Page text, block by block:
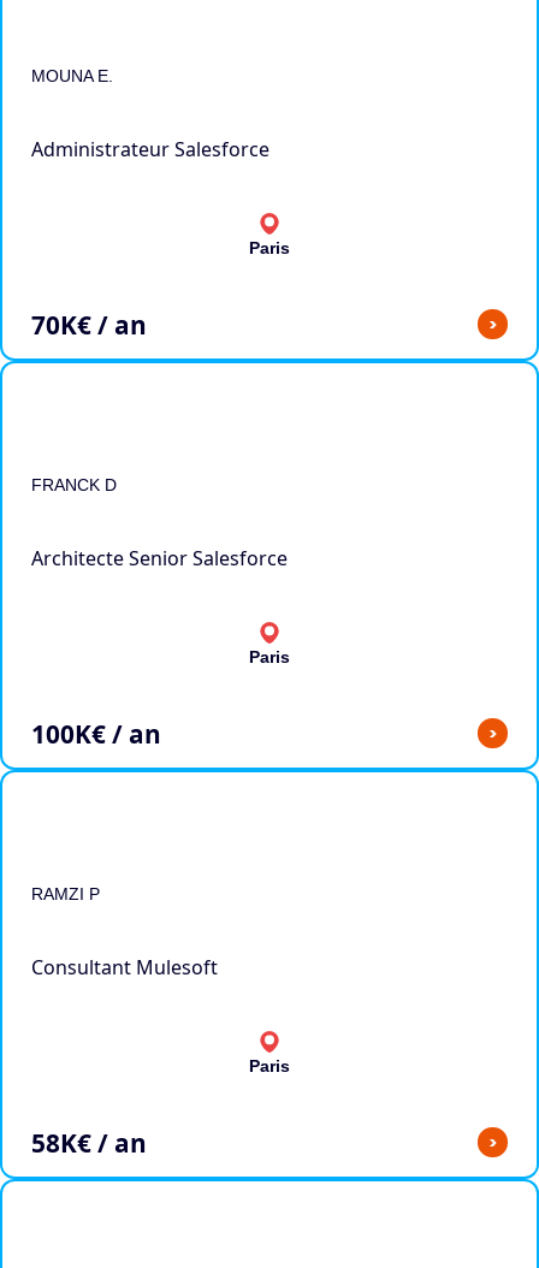
MOUNA E.
Administrateur Salesforce
Paris
70K€ / an >
FRANCK D
Architecte Senior Salesforce
Paris
100K€ / an >
RAMZI P
Consultant Mulesoft
Paris
58K€ / an >